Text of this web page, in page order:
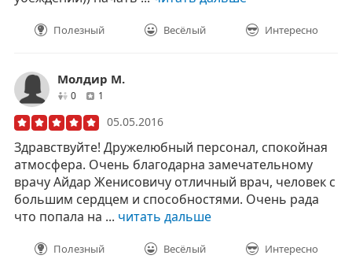
Полезный Весёлый Интересно
Молдир М.
0друзей1
05.05.2016
Здравствуйте! Дружелюбный персонал, спокойная
атмосфера. Очень благодарна замечательному
врачу Айдар Женисовичу отличный врач, человек с
большим сердцем и способностями. Очень рада
что попала на ... читать дальше
Полезный Весёлый Интересно